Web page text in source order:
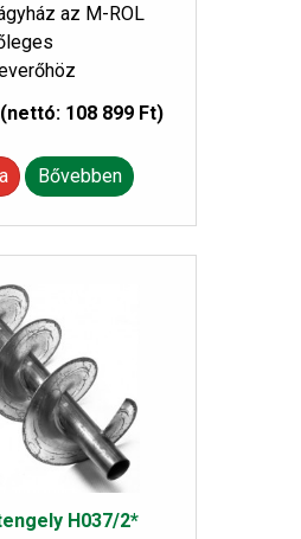
az M-ROL
(nettó: 108 899 Ft)
Bővebben
H037/2*